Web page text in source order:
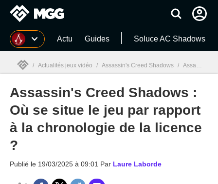
MGG Actu Guides Soluce AC Shadows
MGG
/ Actualités jeux vidéo / Assassin's Creed Shadows / Assassin's Creed Shadows : Où se situe le jeu par rapport à la chronologie de la licence ?
Assassin's Creed Shadows :
Où se situe le jeu par rapport
à la chronologie de la licence
?
Publié le 19/03/2025 à 09:01 Par Laure Laborde